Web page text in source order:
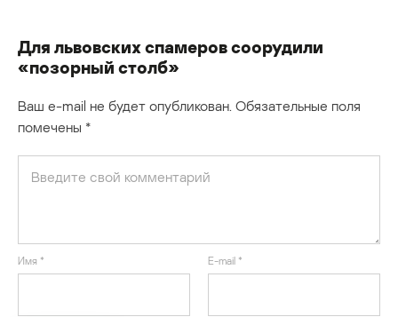
Для львовских спамеров соорудили
«позорный столб»
Ваш e-mail не будет опубликован. Обязательные поля
помечены *
Имя * E-mail *